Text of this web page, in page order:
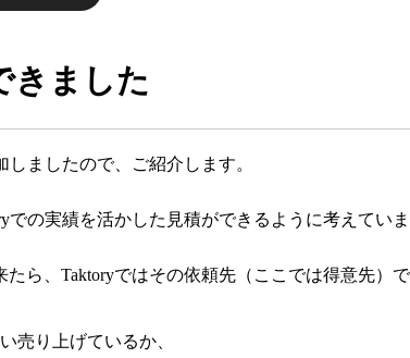
きました
しましたので、ご紹介します。
での実績を活かした見積ができるように考えていま
ら、Taktoryではその依頼先（ここでは得意先）で
売り上げているか、